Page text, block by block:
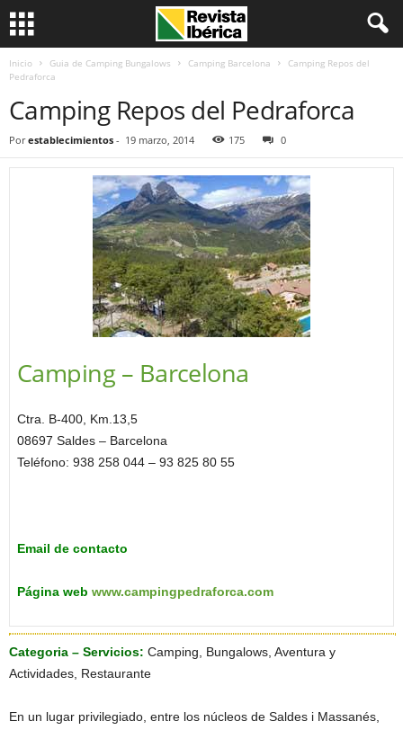
Inicio Guia de Camping Bungalows Camping Barcelona
Camping Repos del
Pedraforca
Camping Repos del Pedraforca
Por establecimientos - 19 marzo, 2014 175 0
Camping – Barcelona
Ctra. B-400, Km.13,5
08697 Saldes – Barcelona
Teléfono: 938 258 044 – 93 825 80 55
Email de contacto
Página web www.campingpedraforca.com
Categoria – Servicios: Camping, Bungalows, Aventura y
Actividades, Restaurante
En un lugar privilegiado, entre los núcleos de Saldes i Massanés,